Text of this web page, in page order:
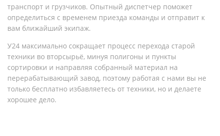
транспорт и грузчиков. Опытный диспетчер поможет
определиться с временем приезда команды и отправит к
вам ближайший экипаж.
У24 максимально сокращает процесс перехода старой
техники во вторсырьё, минуя полигоны и пункты
сортировки и направляя собранный материал на
перерабатывающий завод, поэтому работая с нами вы не
только бесплатно избавляетесь от техники, но и делаете
хорошее дело.